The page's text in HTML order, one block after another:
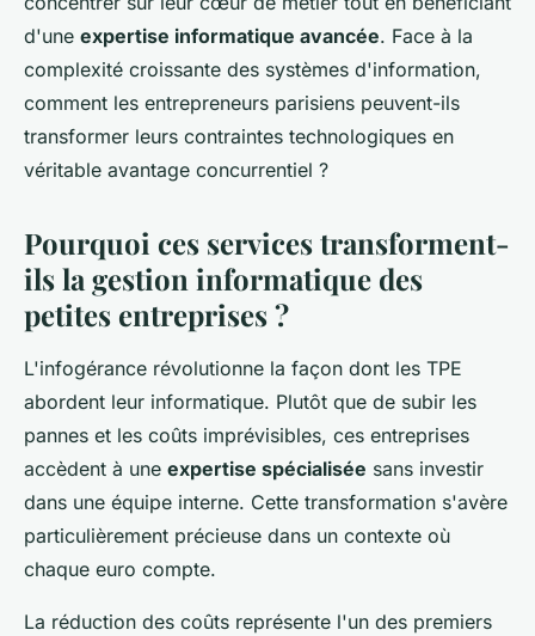
d'une expertise informatique avancée. Face à la
complexité croissante des systèmes d'information,
comment les entrepreneurs parisiens peuvent-ils
transformer leurs contraintes technologiques en
véritable avantage concurrentiel ?
Pourquoi ces services transforment-
ils la gestion informatique des
petites entreprises ?
L'infogérance révolutionne la façon dont les TPE
abordent leur informatique. Plutôt que de subir les
pannes et les coûts imprévisibles, ces entreprises
accèdent à une expertise spécialisée sans investir
dans une équipe interne. Cette transformation s'avère
particulièrement précieuse dans un contexte où
chaque euro compte.
La réduction des coûts représente l'un des premiers